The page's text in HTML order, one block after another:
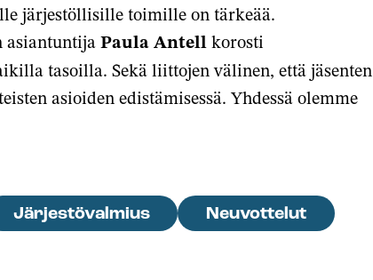
järjestöllisille toimille on tärkeää.
asiantuntijaPaula Antellkorosti
tasoilla. Sekä liittojen välinen, että jäsenten
asioiden edistämisessä. Yhdessä olemme
Järjestövalmius Neuvottelut